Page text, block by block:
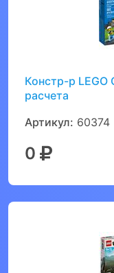
Констр-р
расчета
Артикул: 60374
0